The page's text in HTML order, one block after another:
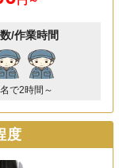
/作業時間
で2時間～
度